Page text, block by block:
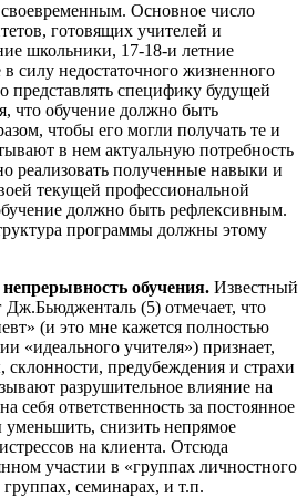
Основное число
готовящих учителей и
школьники, 17-18-и летние
силу недостаточного жизненного
представлять специфику будущей
что обучение должно быть
чтобы его могли получать те и
в нем актуальную потребность
реализовать полученные навыки и
текущей профессиональной
должно быть рефлексивным.
программы должны этому
непрерывность обучения. Известный
Дж.Бьюдженталь (5) отмечает, что
(и это мне кажется полностью
«идеального учителя») признает,
предубеждения и страхи
разрушительное влияние на
себя ответственность за постоянное
снизить непрямое
на клиента. Отсюда
участии в «группах личностного
семинарах, и т.п.